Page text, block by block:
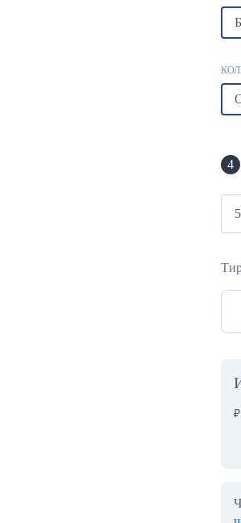
4
₽